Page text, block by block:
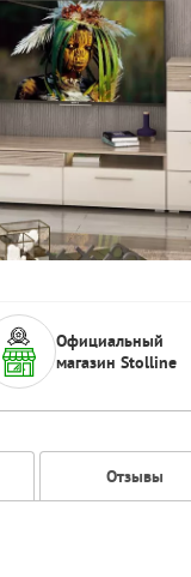
Официальный
магазин Stolline
Отзывы